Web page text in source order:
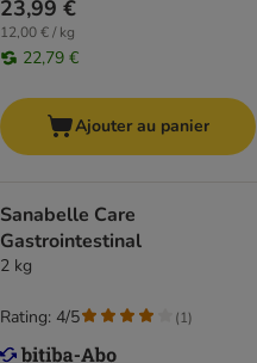
23,99 €
12,00 € / kg
22,79 €
Ajouter au panier
Sanabelle Care
Gastrointestinal
2 kg
Rating: 4/5 (1)